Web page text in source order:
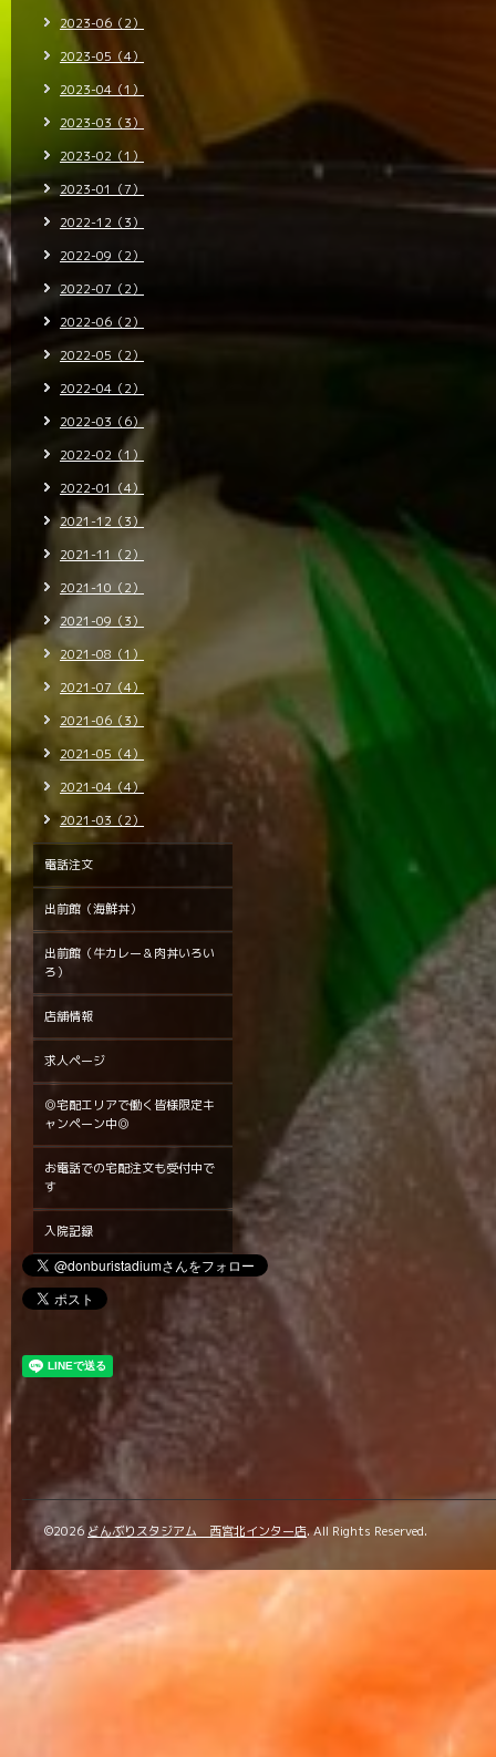
2023-06（2）
2023-05（4）
2023-04（1）
2023-03（3）
2023-02（1）
2023-01（7）
2022-12（3）
2022-09（2）
2022-07（2）
2022-06（2）
2022-05（2）
2022-04（2）
2022-03（6）
2022-02（1）
2022-01（4）
2021-12（3）
2021-11（2）
2021-10（2）
2021-09（3）
2021-08（1）
2021-07（4）
2021-06（3）
2021-05（4）
2021-04（4）
2021-03（2）
電話注文
出前館（海鮮丼）
出前館（牛カレー＆肉丼いろい
ろ）
店舗情報
求人ページ
◎宅配エリアで働く皆様限定キ
ャンペーン中◎
お電話での宅配注文も受付中で
す
入院記録
©2026 どんぶりスタジアム 西宮北インター店. All Rights Reserved.